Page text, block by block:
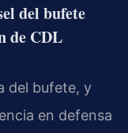
del bufete
de CDL
del bufete, y
en defensa